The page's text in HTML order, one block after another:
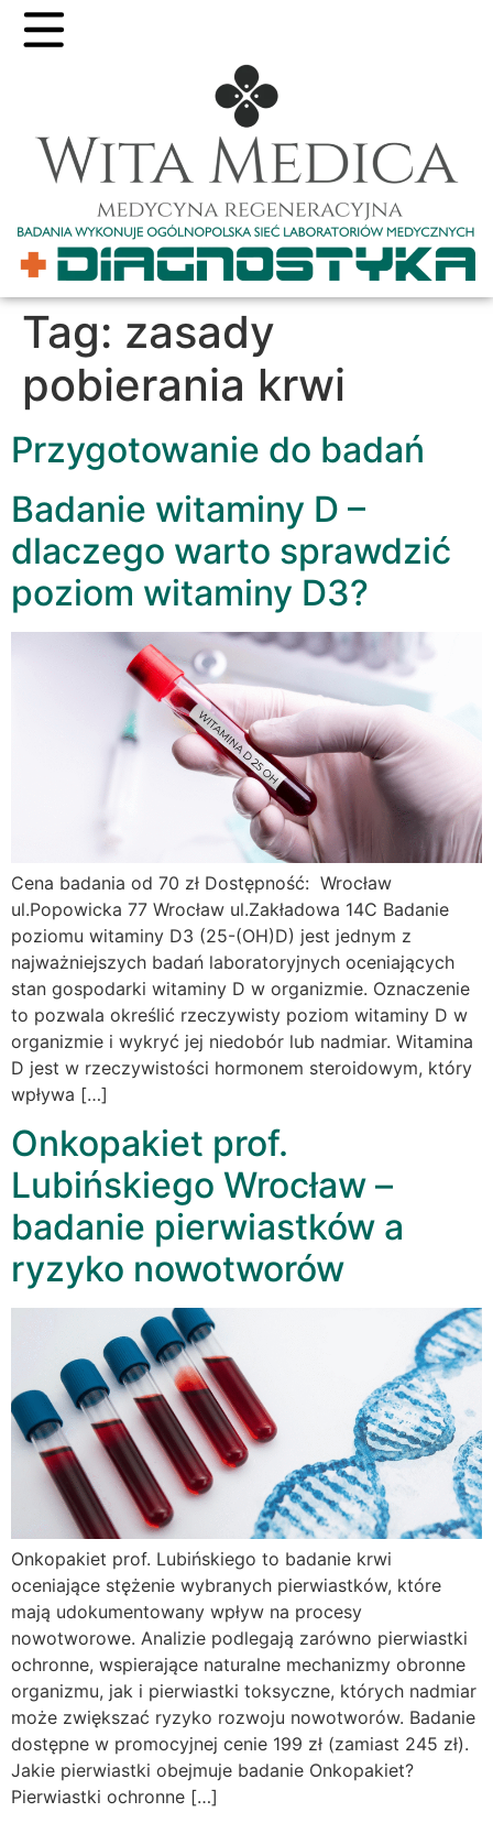
Tag: zasady
pobierania krwi
Przygotowanie do badań
Badanie witaminy D –
dlaczego warto sprawdzić
poziom witaminy D3?
Cena badania od 70 zł Dostępność: Wrocław
ul.Popowicka 77 Wrocław ul.Zakładowa 14C Badanie
poziomu witaminy D3 (25-(OH)D) jest jednym z
najważniejszych badań laboratoryjnych oceniających
stan gospodarki witaminy D w organizmie. Oznaczenie
to pozwala określić rzeczywisty poziom witaminy D w
organizmie i wykryć jej niedobór lub nadmiar. Witamina
D jest w rzeczywistości hormonem steroidowym, który
wpływa […]
Onkopakiet prof.
Lubińskiego Wrocław –
badanie pierwiastków a
ryzyko nowotworów
Onkopakiet prof. Lubińskiego to badanie krwi
oceniające stężenie wybranych pierwiastków, które
mają udokumentowany wpływ na procesy
nowotworowe. Analizie podlegają zarówno pierwiastki
ochronne, wspierające naturalne mechanizmy obronne
organizmu, jak i pierwiastki toksyczne, których nadmiar
może zwiększać ryzyko rozwoju nowotworów. Badanie
dostępne w promocyjnej cenie 199 zł (zamiast 245 zł).
Jakie pierwiastki obejmuje badanie Onkopakiet?
Pierwiastki ochronne […]